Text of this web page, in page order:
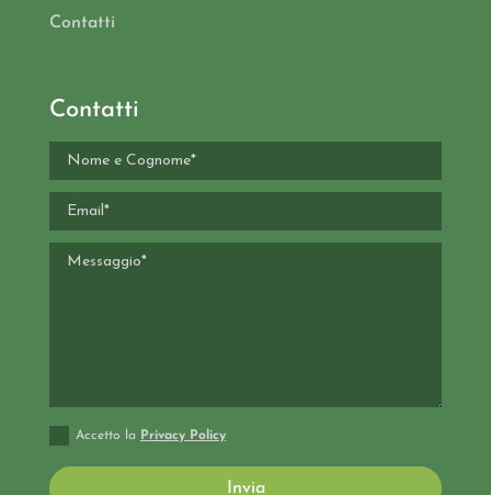
Contatti
Contatti
Accetto la Privacy Policy
Invia